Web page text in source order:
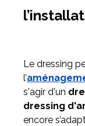
Le dressing
l’
s'agir d'un
dressing
encore